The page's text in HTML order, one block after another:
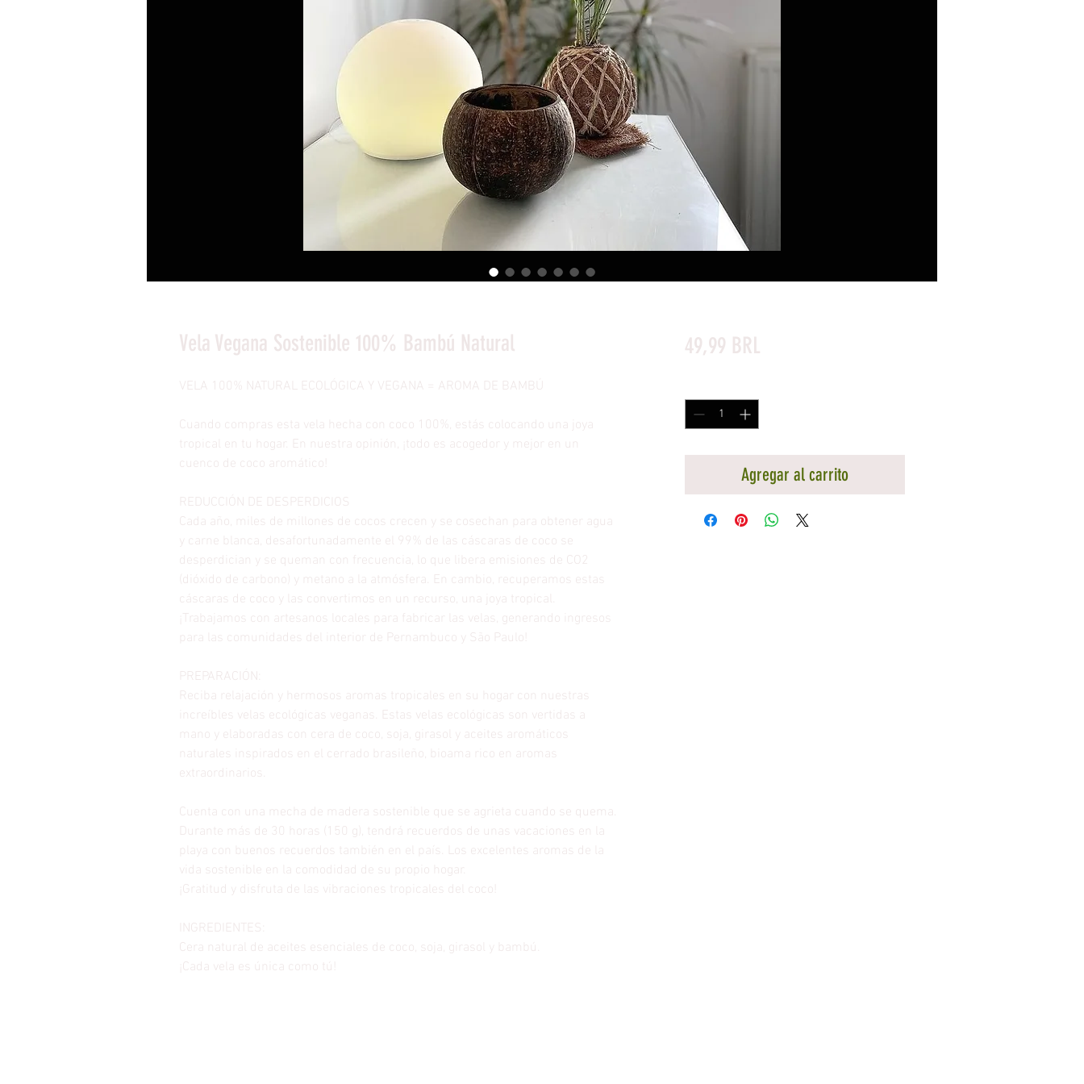
Vela Vegana Sostenible 100% Bambú Natural
VELA 100% NATURAL ECOLÓGICA Y VEGANA = AROMA DE BAMBÚ
Cuando compras esta vela hecha con coco 100%, estás colocando una joya
tropical en tu hogar. En nuestra opinión, ¡todo es acogedor y mejor en un
cuenco de coco aromático!
REDUCCIÓN DE DESPERDICIOS
Cada año, miles de millones de cocos crecen y se cosechan para obtener agua
y carne blanca, desafortunadamente el 99% de las cáscaras de coco se
desperdician y se queman con frecuencia, lo que libera emisiones de CO2
(dióxido de carbono) y metano a la atmósfera. En cambio, recuperamos estas
cáscaras de coco y las convertimos en un recurso, una joya tropical.
¡Trabajamos con artesanos locales para fabricar las velas, generando ingresos
para las comunidades del interior de Pernambuco y São Paulo!
PREPARACIÓN:
Reciba relajación y hermosos aromas tropicales en su hogar con nuestras
increíbles velas ecológicas veganas. Estas velas ecológicas son vertidas a
mano y elaboradas con cera de coco, soja, girasol y aceites aromáticos
naturales inspirados en el cerrado brasileño, bioama rico en aromas
extraordinarios.
Cuenta con una mecha de madera sostenible que se agrieta cuando se quema.
Durante más de 30 horas (150 g), tendrá recuerdos de unas vacaciones en la
playa con buenos recuerdos también en el país. Los excelentes aromas de la
vida sostenible en la comodidad de su propio hogar.
¡Gratitud y disfruta de las vibraciones tropicales del coco!
INGREDIENTES:
Cera natural de aceites esenciales de coco, soja, girasol y bambú.
¡Cada vela es única como tú!
49,99 BRLPrecio
Agregar al carrito